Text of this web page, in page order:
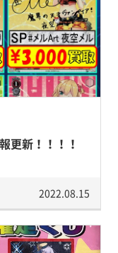
更新！！！！
2022.08.15